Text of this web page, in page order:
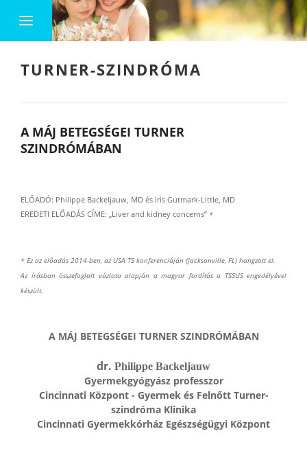
TURNER-SZINDRÓMA
A MÁJ BETEGSÉGEI TURNER
SZINDRÓMÁBAN
ELŐADÓ: Philippe Backeljauw, MD és Iris Gutmark-Little, MD
EREDETI ELŐADÁS CÍME: „Liver and kidney concerns” *
* Ez az előadás 2014-ben, az USA TS konferenciáján (Jacksonville, FL) hangzott el.
Az írásban összefoglalt vázlata alapján a magyar fordítás a TSSUS engedélyével
készült.
A MÁJ BETEGSÉGEI TURNER SZINDRÓMÁBAN
dr. Philippe Backeljauw
Gyermekgyógyász professzor
Cincinnati Központ - Gyermek és Felnőtt Turner-
szindróma Klinika
Cincinnati Gyermekkórház Egészségügyi Központ